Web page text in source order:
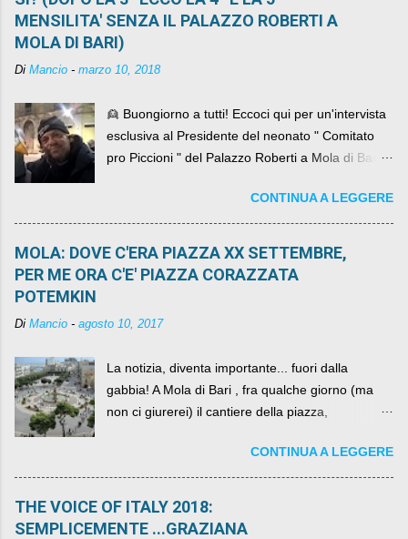
MENSILITA' SENZA IL PALAZZO ROBERTI A
MOLA DI BARI)
Di Mancio - marzo 10, 2018
👱 Buongiorno a tutti! Eccoci qui per un'intervista
esclusiva al Presidente del neonato " Comitato
pro Piccioni " del Palazzo Roberti a Mola di Bari ,
come definirlo... signor?....CONTINUA A LEGGERE
MOLA: DOVE C'ERA PIAZZA XX SETTEMBRE,
PER ME ORA C'E' PIAZZA CORAZZATA
POTEMKIN
Di Mancio - agosto 10, 2017
La notizia, diventa importante... fuori dalla
gabbia! A Mola di Bari , fra qualche giorno (ma
non ci giurerei) il cantiere della piazza,
per un numero esorbitante di mesi, non ci sarà
più. C'era una volta Piazza XX Settembre ,
CONTINUA A LEGGERE
THE VOICE OF ITALY 2018:
SEMPLICEMENTE ...GRAZIANA